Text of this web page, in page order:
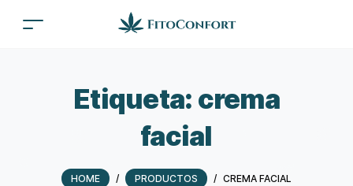
Etiqueta: crema
facial
HOME / PRODUCTOS / CREMA FACIAL